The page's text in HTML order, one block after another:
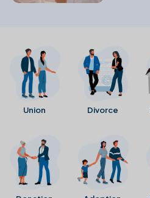
Union Divorce